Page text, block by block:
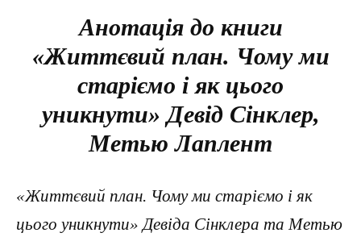
Анотація до книги
«Життєвий план. Чому ми
старіємо і як цього
уникнути» Девід Сінклер,
Метью Лаплент
«Життєвий план. Чому ми старіємо і як
цього уникнути» Девіда Сінклера та Метью